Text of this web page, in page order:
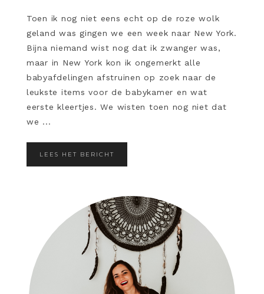
Toen ik nog niet eens echt op de roze wolk
geland was gingen we een week naar New York.
Bijna niemand wist nog dat ik zwanger was,
maar in New York kon ik ongemerkt alle
babyafdelingen afstruinen op zoek naar de
leukste items voor de babykamer en wat
eerste kleertjes. We wisten toen nog niet dat
we ...
LEES HET BERICHT